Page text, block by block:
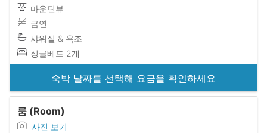
마운틴뷰
금연
샤워실 & 욕조
싱글베드 2개
숙박 날짜를 선택해 요금을 확인하세요
룸 (Room)
사진 보기